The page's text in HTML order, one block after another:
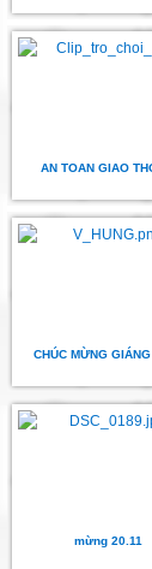
AN TOAN GIAO
CHÚC MỪNG
mừng 20.11